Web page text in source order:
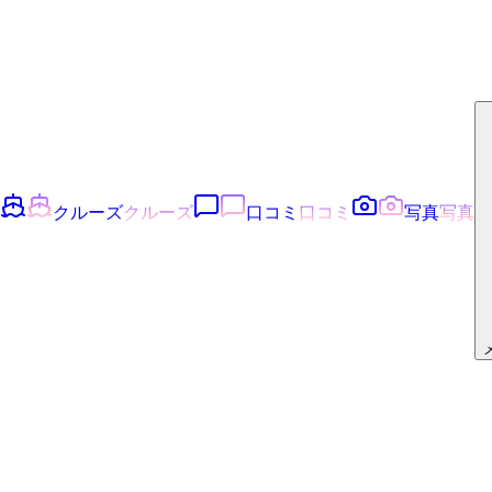
クルーズクルーズ 口コミ 口コミ 写真写真